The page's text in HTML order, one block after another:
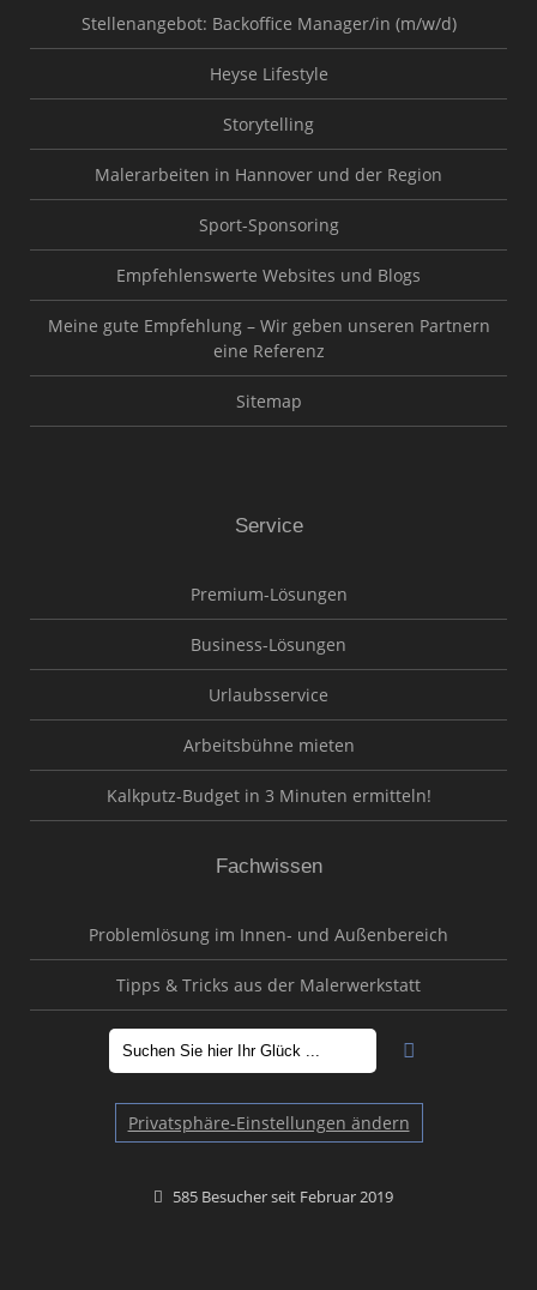
Stellenangebot: Backoffice Manager/in (m/w/d)
Heyse Lifestyle
Storytelling
Malerarbeiten in Hannover und der Region
Sport-Sponsoring
Empfehlenswerte Websites und Blogs
Meine gute Empfehlung – Wir geben unseren Partnern
eine Referenz
Sitemap
Service
Premium-Lösungen
Business-Lösungen
Urlaubsservice
Arbeitsbühne mieten
Kalkputz-Budget in 3 Minuten ermitteln!
Fachwissen
Problemlösung im Innen- und Außenbereich
Tipps & Tricks aus der Malerwerkstatt
Privatsphäre-Einstellungen ändern
585 Besucher seit Februar 2019